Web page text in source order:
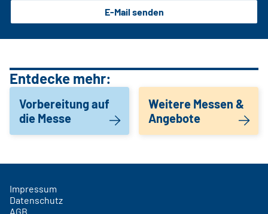
E-Mail senden
Entdecke mehr:
Vorbereitung auf
die Messe
Weitere Messen &
Angebote
Impressum
Datenschutz
AGB